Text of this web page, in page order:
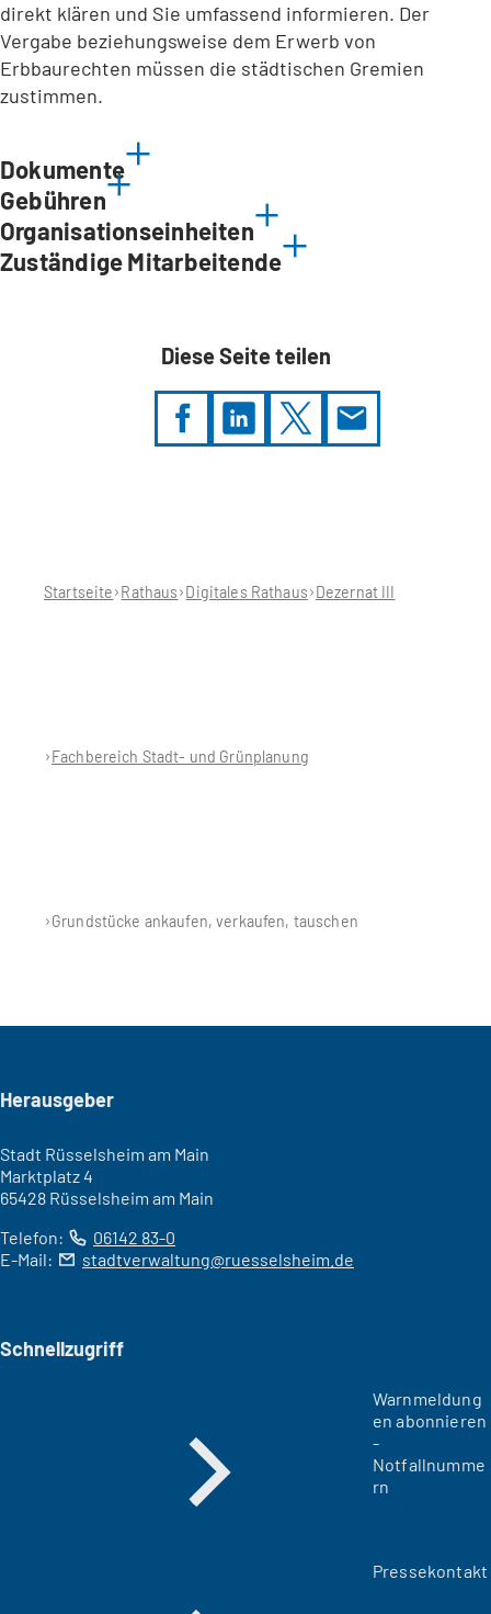
direkt klären und Sie umfassend informieren. Der
Vergabe beziehungsweise dem Erwerb von
Erbbaurechten müssen die städtischen Gremien
zustimmen.
Dokumente
Gebühren
Organisationseinheiten
Zuständige Mitarbeitende
Diese Seite teilen
hier:Startseite Rathaus Digitales Rathaus Dezernat III
Fachbereich Stadt- und Grünplanung
Grundstücke ankaufen, verkaufen, tauschen
Seitenfuß
Herausgeber
Stadt Rüsselsheim am Main
Marktplatz 4
65428 Rüsselsheim am Main
Telefon:
06142 83-0
E-Mail:
stadtverwaltung ruesselsheim de
Schnellzugriff
Warnmeldung
en abonnieren
-
Notfallnumme
rn
Pressekontakt